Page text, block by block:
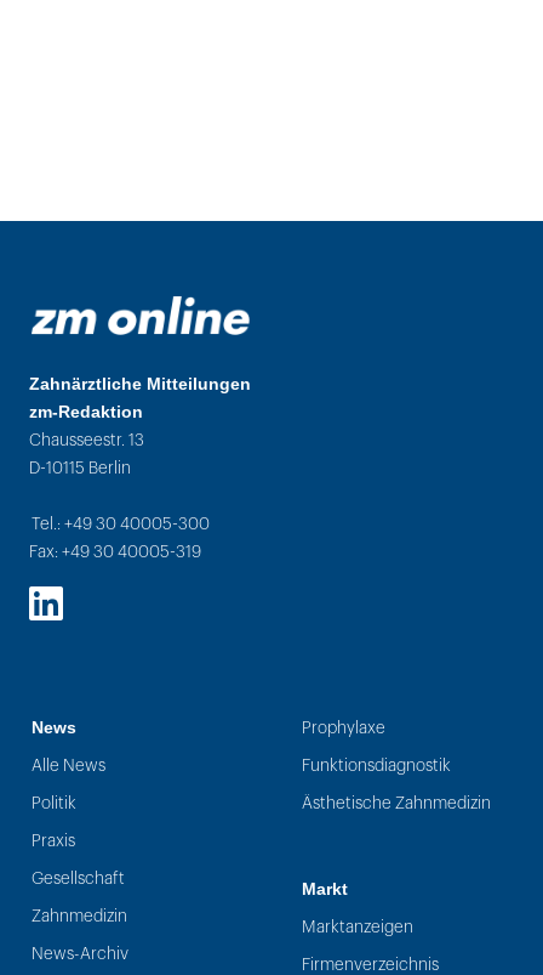
Zahnärztliche Mitteilungen
zm-Redaktion
Chausseestr. 13
D-10115 Berlin
Tel.: +49 30 40005-300
Fax: +49 30 40005-319
LinkedIn
News
Alle News
Politik
Praxis
Gesellschaft
Zahnmedizin
News-Archiv
Prophylaxe
Funktionsdiagnostik
Ästhetische Zahnmedizin
Markt
Marktanzeigen
Firmenverzeichnis